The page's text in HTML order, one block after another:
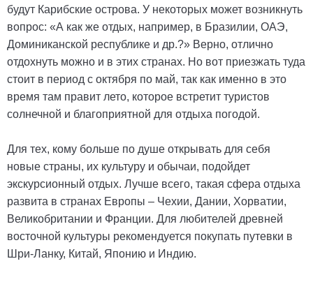
будут Карибские острова. У некоторых может возникнуть
вопрос: «А как же отдых, например, в Бразилии, ОАЭ,
Доминиканской республике и др.?» Верно, отлично
отдохнуть можно и в этих странах. Но вот приезжать туда
стоит в период с октября по май, так как именно в это
время там правит лето, которое встретит туристов
солнечной и благоприятной для отдыха погодой.
Для тех, кому больше по душе открывать для себя
новые страны, их культуру и обычаи, подойдет
экскурсионный отдых. Лучше всего, такая сфера отдыха
развита в странах Европы – Чехии, Дании, Хорватии,
Великобритании и Франции. Для любителей древней
восточной культуры рекомендуется покупать путевки в
Шри-Ланку, Китай, Японию и Индию.